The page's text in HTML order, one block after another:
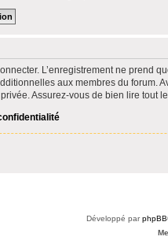
L’enregistrement ne prend
aux membres du forum.
Assurez-vous de bien lire tout
Développé parphpBB